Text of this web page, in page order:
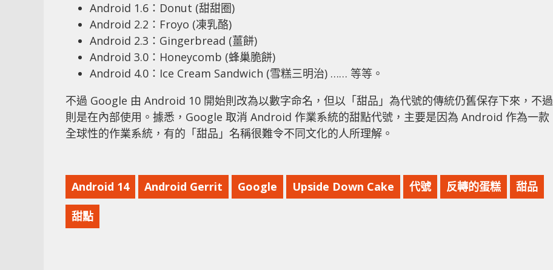
Android 1.6：Donut (甜甜圈)
Android 2.2：Froyo (凍乳酪)
Android 2.3：Gingerbread (薑餅)
Android 3.0：Honeycomb (蜂巢脆餅)
Android 4.0：Ice Cream Sandwich (雪糕三明治) …… 等等。
不過 Google 由 Android 10 開始則改為以數字命名，但以「甜品」為代號的傳統仍舊保存下來，不過
則是在內部使用。據悉，Google 取消 Android 作業系統的甜點代號，主要是因為 Android 作為一款
全球性的作業系統，有的「甜品」名稱很難令不同文化的人所理解。
Android 14 Android Gerrit Google Upside Down Cake 代號 反轉的蛋糕 甜品
甜點